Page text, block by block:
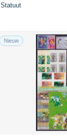
Statuut
Nieuw